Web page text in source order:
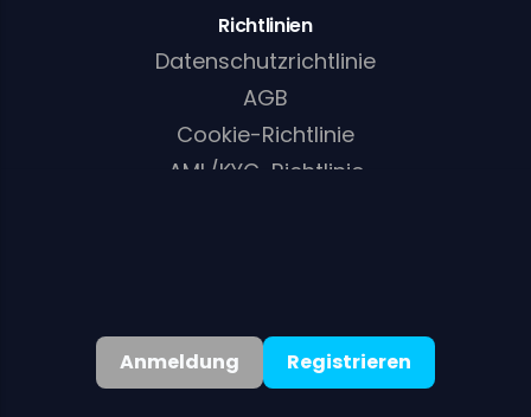
Richtlinien
Datenschutzrichtlinie
AGB
Cookie-Richtlinie
AML/KYC-Richtlinie
Deutsch ▾
©2026. Alle Rechte vorbehalten
Anmeldung Registrieren